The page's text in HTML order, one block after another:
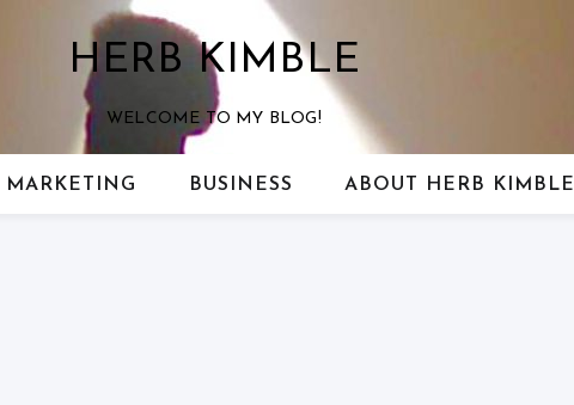
HERB KIMBLE
WELCOME TO MY BLOG!
MARKETING BUSINESS ABOUT HERB KIMBLE